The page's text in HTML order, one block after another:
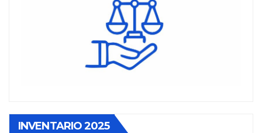
INVENTARIO 2025